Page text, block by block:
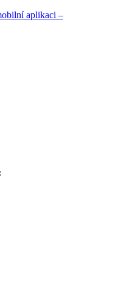
aplikaci –